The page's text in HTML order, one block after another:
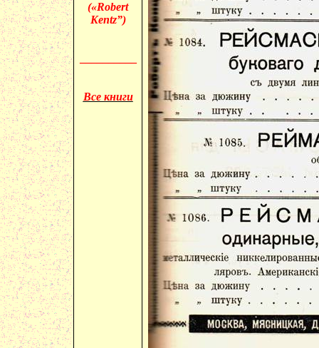
(«Robert
Kentz”)
Все книги